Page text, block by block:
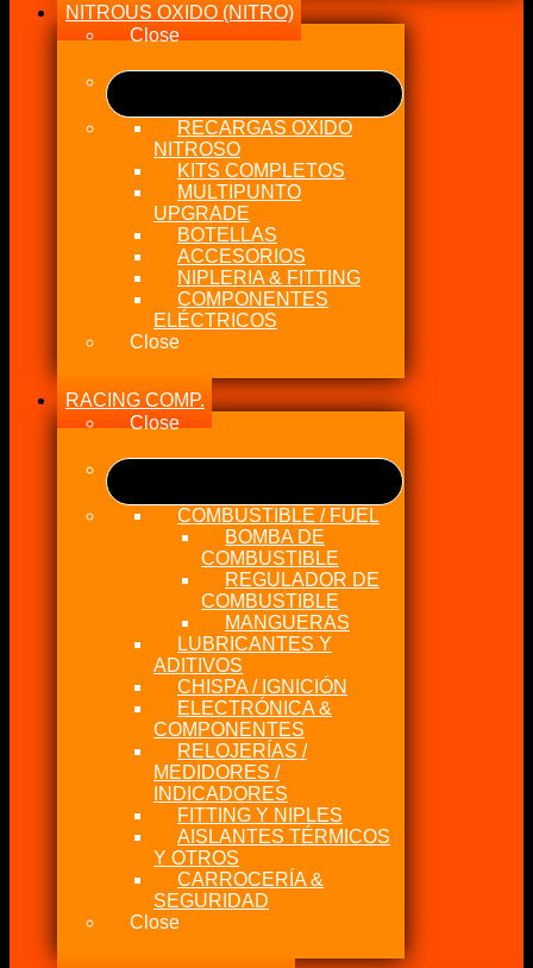
NITROUS OXIDO (NITRO)
Close
RECARGAS OXIDO
NITROSO
KITS COMPLETOS
MULTIPUNTO
UPGRADE
BOTELLAS
ACCESORIOS
NIPLERIA & FITTING
COMPONENTES
ELÉCTRICOS
Close
RACING COMP.
Close
COMBUSTIBLE / FUEL
BOMBA DE
COMBUSTIBLE
REGULADOR DE
COMBUSTIBLE
MANGUERAS
LUBRICANTES Y
ADITIVOS
CHISPA / IGNICIÓN
ELECTRÓNICA &
COMPONENTES
RELOJERÍAS /
MEDIDORES /
INDICADORES
FITTING Y NIPLES
AISLANTES TÉRMICOS
Y OTROS
CARROCERÍA &
SEGURIDAD
Close